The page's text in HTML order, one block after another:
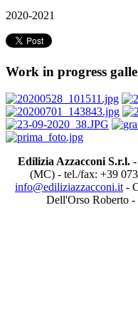
2020-2021
Work in progress
Edilizia Azzacconi S.r.l.-
(MC) - tel./fax: +39
info@ediliziazzacconi.it -
Dell'Orso Roberto -